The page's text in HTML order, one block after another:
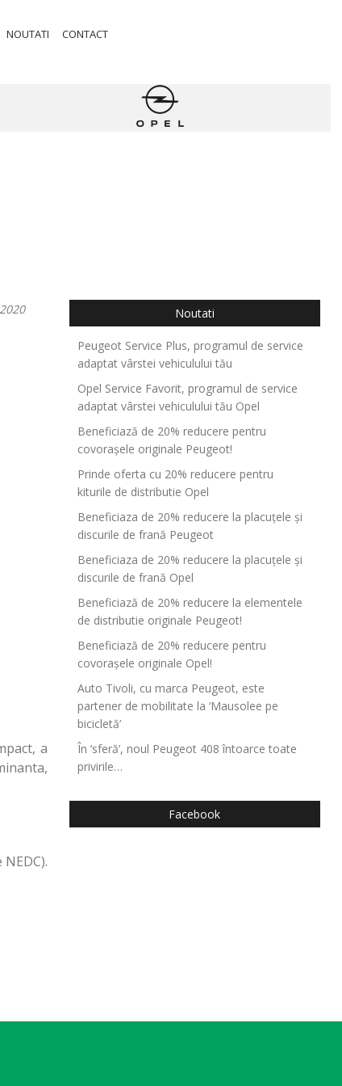
NOUTATI CONTACT
a
Noutati
Peugeot Service Plus, programul de service
adaptat vârstei vehiculului tău
Opel Service Favorit, programul de service
adaptat vârstei vehiculului tău Opel
Beneficiază de 20% reducere pentru
covorașele originale Peugeot!
Prinde oferta cu 20% reducere pentru
kiturile de distributie Opel
Beneficiaza de 20% reducere la placuțele și
discurile de frană Peugeot
Beneficiaza de 20% reducere la placuțele și
discurile de frană Opel
Beneficiază de 20% reducere la elementele
de distributie originale Peugeot!
Beneficiază de 20% reducere pentru
covorașele originale Opel!
Auto Tivoli, cu marca Peugeot, este
partener de mobilitate la ‘Mausolee pe
bicicletă’
În ‘sferă’, noul Peugeot 408 întoarce toate
privirile…
Facebook